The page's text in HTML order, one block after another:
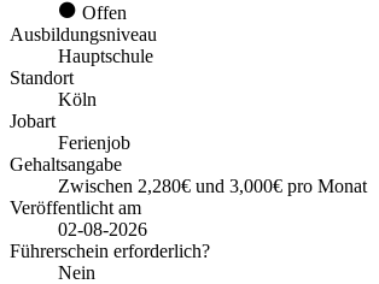
Offen
Ausbildungsniveau
Hauptschule
Standort
Köln
Jobart
Ferienjob
Gehaltsangabe
Zwischen 2,280€ und 3,000€ pro Monat
Veröffentlicht am
02-08-2026
Führerschein erforderlich?
Nein